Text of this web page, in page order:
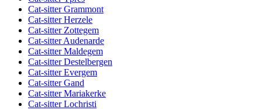
Cat-sitter Grammont
Cat-sitter Herzele
Cat-sitter Zottegem
Cat-sitter Audenarde
Cat-sitter Maldegem
Cat-sitter Destelbergen
Cat-sitter Evergem
Cat-sitter Gand
Cat-sitter Mariakerke
Cat-sitter Lochristi